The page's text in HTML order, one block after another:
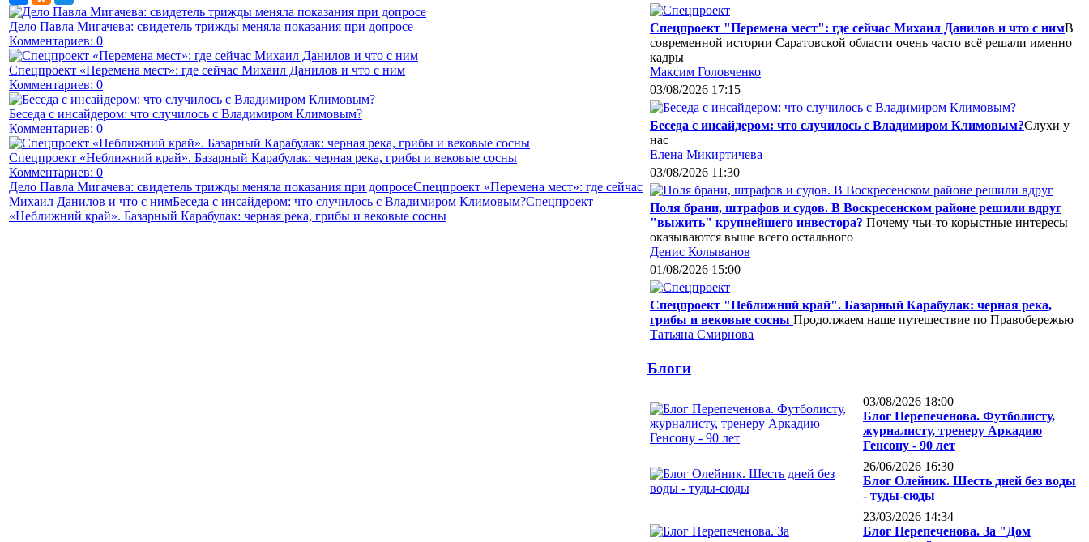
Дело Павла Мигачева: свидетель трижды меняла показания при допросе
Комментариев: 0
Спецпроект «Перемена мест»: где сейчас Михаил Данилов и что с ним
Комментариев: 0
Беседа с инсайдером: что случилось с Владимиром Климовым?
Комментариев: 0
Спецпроект «Неближний край». Базарный Карабулак: черная река, грибы и вековые сосны
Комментариев: 0
Дело Павла Мигачева: свидетель трижды меняла показания при допросеСпецпроект «Перемена мест»: где сейчас
Михаил Данилов и что с нимБеседа с инсайдером: что случилось с Владимиром Климовым?Спецпроект
«Неближний край». Базарный Карабулак: черная река, грибы и вековые сосны
Спецпроект "Перемена мест": где сейчас Михаил Данилов и что с нимВ
современной истории Саратовской области очень часто всё решали именно
кадры
Максим Головченко
03/08/2026 17:15
Беседа с инсайдером: что случилось с Владимиром Климовым?Слухи у
нас
Елена Микиртичева
03/08/2026 11:30
Поля брани, штрафов и судов. В Воскресенском районе решили вдруг
"выжить" крупнейшего инвестора? Почему чьи-то корыстные интересы
оказываются выше всего остального
Денис Колыванов
01/08/2026 15:00
Спецпроект "Неближний край". Базарный Карабулак: черная река,
грибы и вековые сосны Продолжаем наше путешествие по Правобережью
Татьяна Смирнова
Блоги
03/08/2026 18:00
Блог Перепеченова. Футболисту,
журналисту, тренеру Аркадию
Генсону - 90 лет
26/06/2026 16:30
Блог Олейник. Шесть дней без воды
- туды-сюды
23/03/2026 14:34
Блог Перепеченова. За "Дом